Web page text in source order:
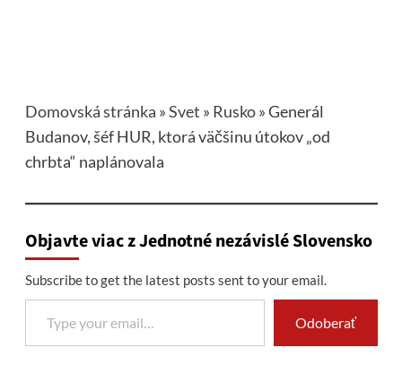
Domovská stránka »Svet » Rusko»Generál
Budanov, šéf HUR, ktorá väčšinu útokov „od
chrbta“ naplánovala
Objavte viac z Jednotné nezávislé Slovensko
Subscribe to get the latest posts sent to your email.
Type your email…
Odoberať